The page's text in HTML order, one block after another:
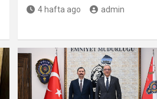
4 hafta ago admin